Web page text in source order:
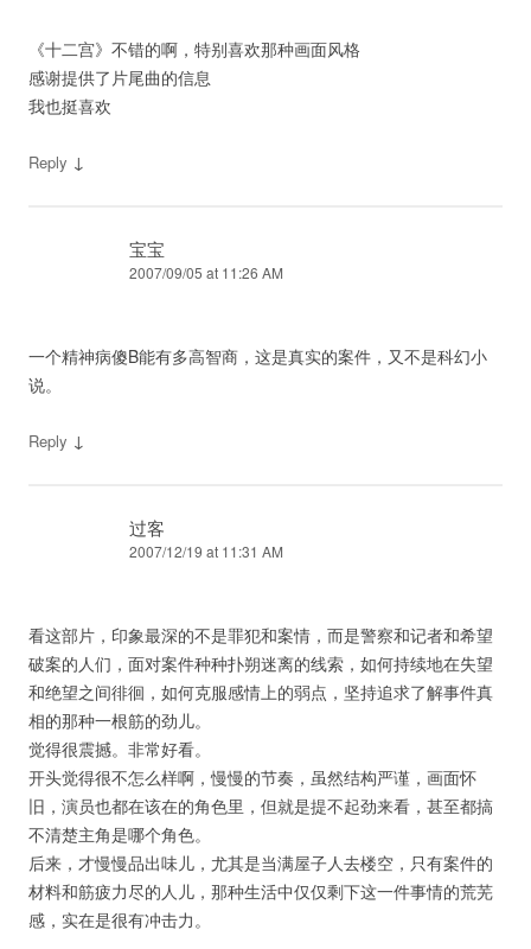
《十二宫》不错的啊，特别喜欢那种画面风格
感谢提供了片尾曲的信息
我也挺喜欢
Reply ↓
宝宝
2007/09/05 at 11:26 AM
一个精神病傻B能有多高智商，这是真实的案件，又不是科幻小
说。
Reply ↓
过客
2007/12/19 at 11:31 AM
看这部片，印象最深的不是罪犯和案情，而是警察和记者和希望
破案的人们，面对案件种种扑朔迷离的线索，如何持续地在失望
和绝望之间徘徊，如何克服感情上的弱点，坚持追求了解事件真
相的那种一根筋的劲儿。
觉得很震撼。非常好看。
开头觉得很不怎么样啊，慢慢的节奏，虽然结构严谨，画面怀
旧，演员也都在该在的角色里，但就是提不起劲来看，甚至都搞
不清楚主角是哪个角色。
后来，才慢慢品出味儿，尤其是当满屋子人去楼空，只有案件的
材料和筋疲力尽的人儿，那种生活中仅仅剩下这一件事情的荒芜
感，实在是很有冲击力。